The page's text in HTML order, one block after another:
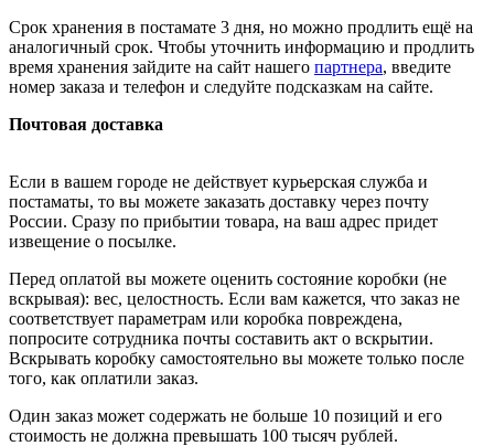
Срок хранения в постамате 3 дня, но можно продлить ещё на
аналогичный срок. Чтобы уточнить информацию и продлить
время хранения зайдите на сайт нашего партнера, введите
номер заказа и телефон и следуйте подсказкам на сайте.
Почтовая доставка
Если в вашем городе не действует курьерская служба и
постаматы, то вы можете заказать доставку через почту
России. Сразу по прибытии товара, на ваш адрес придет
извещение о посылке.
Перед оплатой вы можете оценить состояние коробки (не
вскрывая): вес, целостность. Если вам кажется, что заказ не
соответствует параметрам или коробка повреждена,
попросите сотрудника почты составить акт о вскрытии.
Вскрывать коробку самостоятельно вы можете только после
того, как оплатили заказ.
Один заказ может содержать не больше 10 позиций и его
стоимость не должна превышать 100 тысяч рублей.